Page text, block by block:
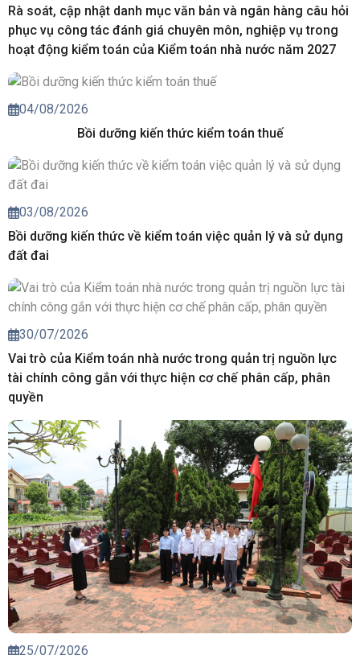
Rà soát, cập nhật danh mục văn bản và ngân hàng câu hỏi
phục vụ công tác đánh giá chuyên môn, nghiệp vụ trong
hoạt động kiểm toán của Kiểm toán nhà nước năm 2027
04/08/2026
Bồi dưỡng kiến thức kiểm toán thuế
03/08/2026
Bồi dưỡng kiến thức về kiểm toán việc quản lý và sử dụng
đất đai
30/07/2026
Vai trò của Kiểm toán nhà nước trong quản trị nguồn lực
tài chính công gắn với thực hiện cơ chế phân cấp, phân
quyền
25/07/2026